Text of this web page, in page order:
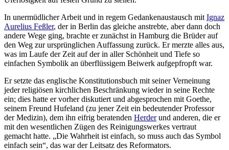
In unermüdlicher Arbeit und in regem Gedankenaustausch mit Ignaz
Aurelius Feßler, der in Berlin das gleiche anstrebte, aber dann doch
andere Wege ging, brachte er zunächst in Hamburg die Brüder auf
den Weg zur ursprünglichen Auffassung zurück. Er merzte alles aus,
was im Laufe der Zeit auf der in aller Schönheit und Tiefe so
einfachen Symbolik an überflüssigem Beiwerk aufgepfropft war.
Er setzte das englische Konstitutionsbuch mit seiner Verneinung
jeder religiösen kirchlichen Beschränkung wieder in seine Rechte
ein; dies hatte er vorher diskutiert und abgesprochen mit Goethe,
seinem Freund Hufeland (zu jener Zeit ein bedeutender Professor
der Medizin), dem ihn eifrig beratenden Herderund anderen, die er
mit den wesentlichen Zügen des Reinigungswerkes vertraut
gemacht hatte. „Die Wahrheit ist einfach, so muss auch das Symbol
einfach sein“, das war der Leitsatz des Reformators.